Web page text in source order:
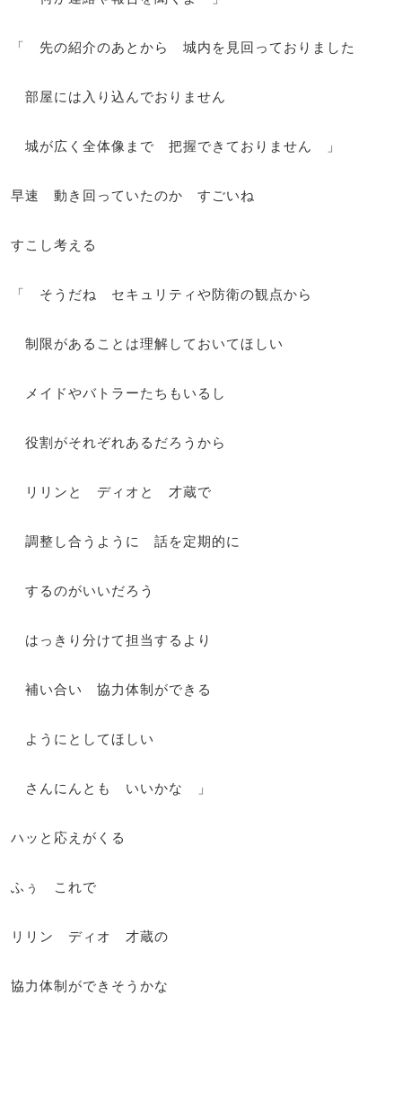
「 先の紹介のあとから 城内を見回っておりました
部屋には入り込んでおりません
城が広く全体像まで 把握できておりません 」
早速 動き回っていたのか すごいね
すこし考える
「 そうだね セキュリティや防衛の観点から
制限があることは理解しておいてほしい
メイドやバトラーたちもいるし
役割がそれぞれあるだろうから
リリンと ディオと 才蔵で
調整し合うように 話を定期的に
するのがいいだろう
はっきり分けて担当するより
補い合い 協力体制ができる
ようにとしてほしい
さんにんとも いいかな 」
ハッと応えがくる
ふぅ これで
リリン ディオ 才蔵の
協力体制ができそうかな